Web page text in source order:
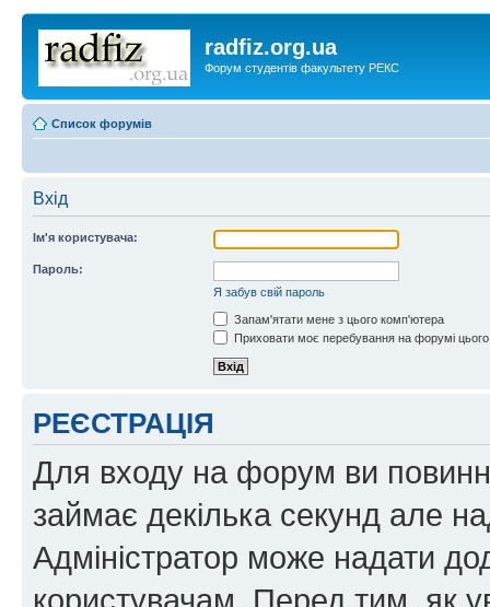
radfiz.org.ua
Форум студентів факультету РЕКС
Список форумів
Вхід
Ім'я користувача:
Пароль:
Я забув свій пароль
Запам'ятати мене з цього комп'ютера
Приховати моє перебування на форумі
РЕЄСТРАЦІЯ
Для входу на форум ви
займає декілька секунд але
Адміністратор може надати